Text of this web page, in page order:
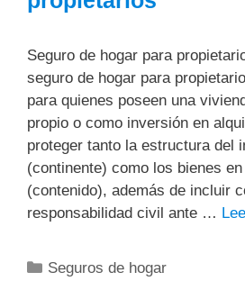
Seguro de hogar para
seguro de hogar para
para quienes poseen una
propio o como inversión en
proteger tanto la estructura del
(continente) como los bienes
(contenido), además de incluir
responsabilidad civil ante …
Categorías
Seguros de hogar